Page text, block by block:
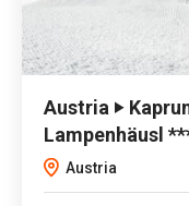
Austria ‣
Lampenhäusl
Austria